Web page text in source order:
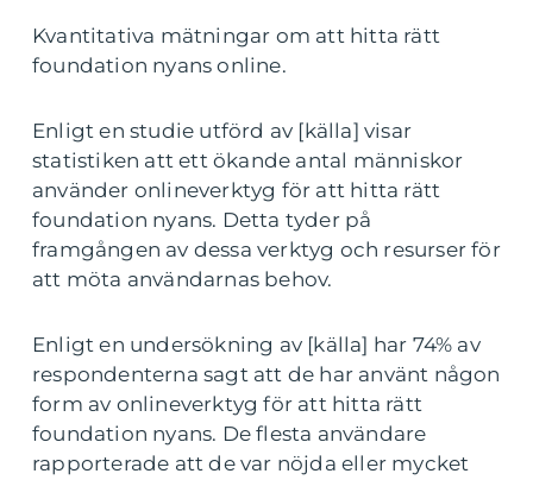
Kvantitativa mätningar om att hitta rätt
foundation nyans online.
Enligt en studie utförd av [källa] visar
statistiken att ett ökande antal människor
använder onlineverktyg för att hitta rätt
foundation nyans. Detta tyder på
framgången av dessa verktyg och resurser för
att möta användarnas behov.
Enligt en undersökning av [källa] har 74% av
respondenterna sagt att de har använt någon
form av onlineverktyg för att hitta rätt
foundation nyans. De flesta användare
rapporterade att de var nöjda eller mycket